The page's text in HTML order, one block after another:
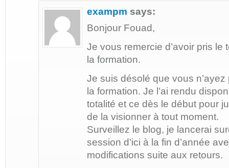
exampm says:
Bonjour Fouad,
Je vous remercie d’avoir pris le
la formation.
Je suis désolé que vous n’ayez
la formation. Je l’ai rendu
totalité et ce dès le début pour
de la visionner à tout moment.
Surveillez le blog, je lancerai
session d’ici à la fin d’année
modifications suite aux retours.